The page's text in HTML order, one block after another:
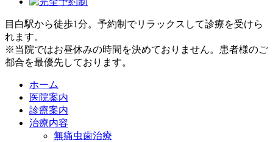
目白駅から徒歩1分。予約制でリラックスして診療を受けら
れます。
※当院ではお昼休みの時間を決めておりません。患者様のご
都合を最優先しております。
ホーム
医院案内
診療案内
治療内容
無痛虫歯治療